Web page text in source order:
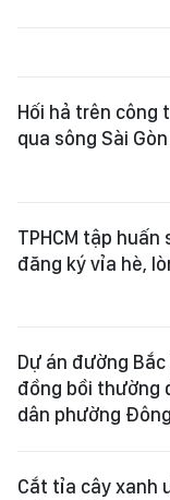
Hối hả trên công
qua sông Sài Gòn
TPHCM tập
đăng ký vỉa hè,
Dự án đường
đồng bồi thường
dân phường
Cắt tỉa cây xanh